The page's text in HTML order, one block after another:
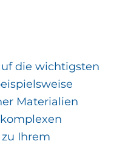
die wichtigsten
Materialien
Ihrem